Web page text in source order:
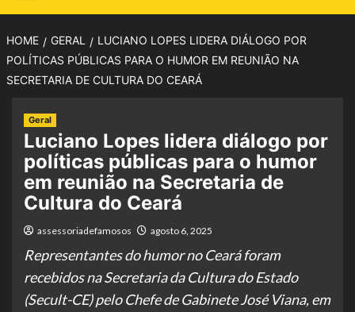
HOME GERAL
LUCIANO LOPES LIDERA DIÁLOGO POR
POLÍTICAS PÚBLICAS PARA O HUMOR EM REUNIÃO NA
SECRETARIA DE CULTURA DO CEARÁ
Geral
Luciano Lopes lidera diálogo por
políticas públicas para o humor
em reunião na Secretaria de
Cultura do Ceará
assessoriadefamosos agosto 6, 2025
Representantes do humor no Ceará foram
recebidos na Secretaria da Cultura do Estado
(Secult-CE) pelo Chefe de Gabinete José Viana, em